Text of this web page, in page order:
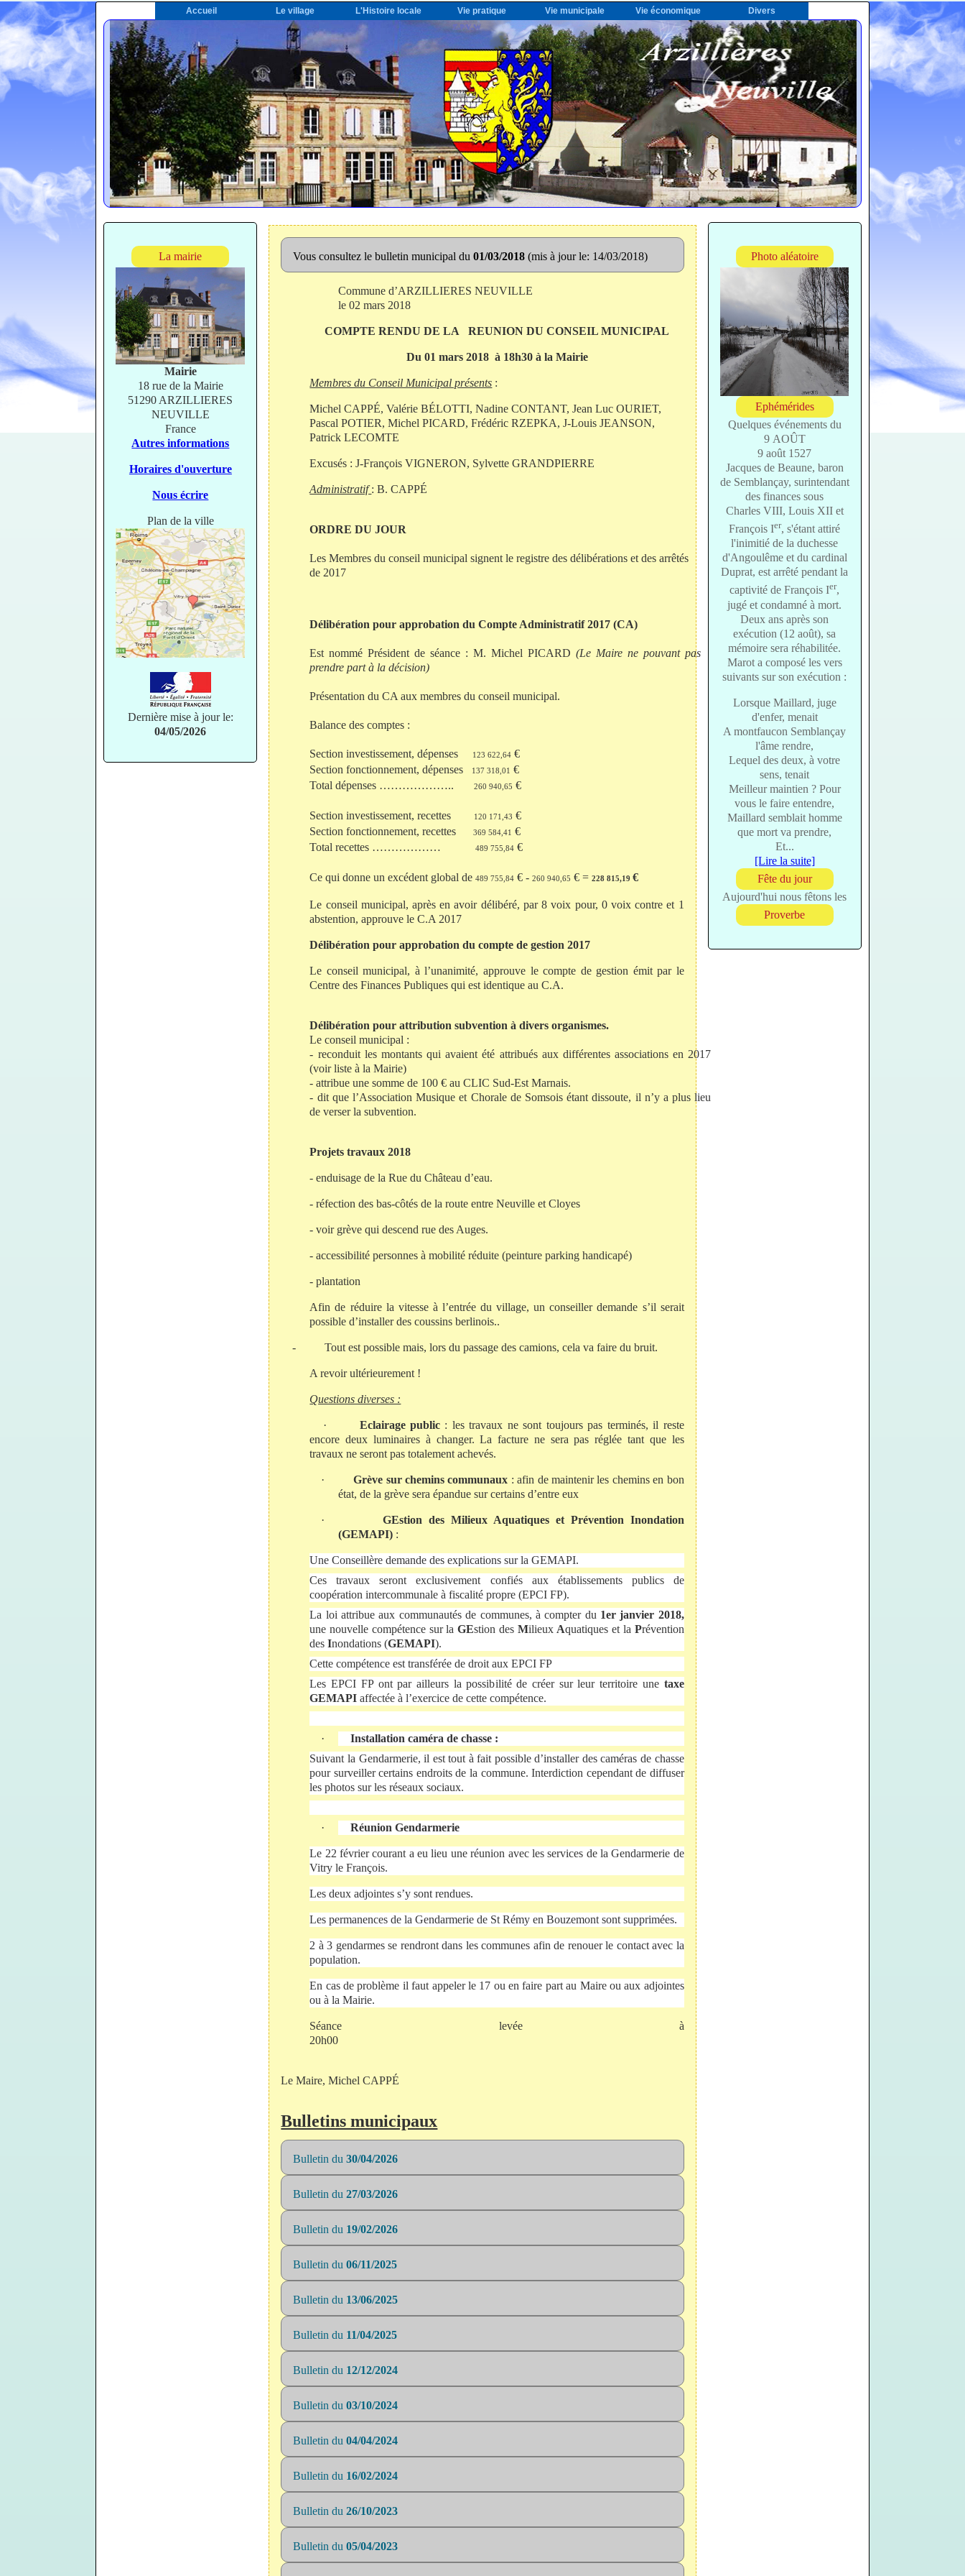
Accueil Le village L'Histoire locale Vie pratique Vie municipale Vie économique Divers
La mairie
Mairie
18 rue de la Mairie
51290 ARZILLIERES
NEUVILLE
France
Autres informations
Horaires d'ouverture
Nous écrire
Plan de la ville
Dernière mise à jour le:
04/05/2026
Photo aléatoire
Ephémérides
Quelques événements du
9 AOÛT
9 août 1527
Jacques de Beaune, baron
de Semblançay, surintendant
des finances sous
Charles VIII, Louis XII et
François Ier, s'étant attiré
l'inimitié de la duchesse
d'Angoulême et du cardinal
Duprat, est arrêté pendant la
captivité de François Ier,
jugé et condamné à mort.
Deux ans après son
exécution (12 août), sa
mémoire sera réhabilitée.
Marot a composé les vers
suivants sur son exécution :
Lorsque Maillard, juge
d'enfer, menait
A montfaucon Semblançay
l'âme rendre,
Lequel des deux, à votre
sens, tenait
Meilleur maintien ? Pour
vous le faire entendre,
Maillard semblait homme
que mort va prendre,
Et...
[Lire la suite]
Fête du jour
Aujourd'hui nous fêtons les
Proverbe
Vous consultez le bulletin municipal du01/03/2018 (mis à jour le: 14/03/2018)
Commune d’ARZILLIERES NEUVILLE
le 02 mars 2018
COMPTE RENDU DE LA REUNION DU CONSEIL MUNICIPAL
Du 01 mars 2018 à 18h30 à la Mairie
Membres du Conseil Municipal présents :
Michel CAPPÉ, Valérie BÉLOTTI, Nadine CONTANT, Jean Luc OURIET,
Pascal POTIER, Michel PICARD, Frédéric RZEPKA, J-Louis JEANSON,
Patrick LECOMTE
Excusés : J-François VIGNERON, Sylvette GRANDPIERRE
Administratif: B. CAPPÉ
ORDRE DU JOUR
Les Membres du conseil municipal signent le registre des délibérations et des arrêtés
de 2017
Délibération pour approbation du Compte Administratif 2017 (CA)
Est nommé Président de séance : M. Michel PICARD (Le Maire ne pouvant pas
prendre part à la décision)
Présentation du CA aux membres du conseil municipal.
Balance des comptes :
Section investissement, dépenses 123 622,64 €
Section fonctionnement, dépenses
137 318,01
€
Total dépenses ………………..
260 940,65 €
Section investissement, recettes 120 171,43 €
Section fonctionnement, recettes
369 584,41
€
Total recettes ………………
489 755,84 €
Ce qui donne un excédent global de489 755,84 € -260 940,65 € =228 815,19€
Le conseil municipal, après en avoir délibéré, par 8 voix pour, 0 voix contre et 1
abstention, approuve le C.A 2017
Délibération pour approbation du compte de gestion 2017
Le conseil municipal, à l’unanimité, approuve le compte de gestion émit par le
Centre des Finances Publiques qui est identique au C.A.
Délibération pour attribution subvention à divers organismes.
Le conseil municipal :
- reconduit les montants qui avaient été attribués aux différentes associations en 2017
(voir liste à la Mairie)
- attribue une somme de 100 € au CLIC Sud-Est Marnais.
- dit que l’Association Musique et Chorale de Somsois étant dissoute, il n’y a plus lieu
de verser la subvention.
Projets travaux 2018
- enduisage de la Rue du Château d’eau.
- réfection des bas-côtés de la route entre Neuville et Cloyes
- voir grève qui descend rue des Auges.
- accessibilité personnes à mobilité réduite (peinture parking handicapé)
- plantation
Afin de réduire la vitesse à l’entrée du village, un conseiller demande s’il serait
possible d’installer des coussins berlinois..
- Tout est possible mais, lors du passage des camions, cela va faire du bruit.
A revoir ultérieurement !
Questions diverses :
· Eclairage public: les travaux ne sont toujours pas terminés, il reste
encore deux luminaires à changer. La facture ne sera pas réglée tant que les
travaux ne seront pas totalement achevés.
· Grève sur chemins communaux : afin de maintenir les chemins en bon
état, de la grève sera épandue sur certains d’entre eux
·
GEstion des Milieux Aquatiques et Prévention Inondation
(GEMAPI) :
Une Conseillère demande des explications sur la GEMAPI.
Ces travaux seront exclusivement confiés aux établissements publics de
coopération intercommunale à fiscalité propre (EPCI FP).
La loi attribue aux communautés de communes, à compter du 1er janvier 2018,
une nouvelle compétence sur laGEstion des Milieux Aquatiques et la Prévention
desInondations (GEMAPI).
Cette compétence est transférée de droit aux EPCI FP
Les EPCI FP ont par ailleurs la possibilité de créer sur leur territoire une taxe
GEMAPIaffectée à l’exercice de cette compétence.
·
Installation caméra de chasse :
Suivant la Gendarmerie, il est tout à fait possible d’installer des caméras de chasse
pour surveiller certains endroits de la commune. Interdiction cependant de diffuser
les photos sur les réseaux sociaux.
· Réunion Gendarmerie
Le 22 février courant a eu lieu une réunion avec les services de la Gendarmerie de
Vitry le François.
Les deux adjointes s’y sont rendues.
Les permanences de la Gendarmerie de St Rémy en Bouzemont sont supprimées.
2 à 3 gendarmes se rendront dans les communes afin de renouer le contact avec la
population.
En cas de problème il faut appeler le 17 ou en faire part au Maire ou aux adjointes
ou à la Mairie.
Séance levée à
20h00
Le Maire, Michel CAPPÉ
Bulletins municipaux
Bulletin du30/04/2026
Bulletin du27/03/2026
Bulletin du 19/02/2026
Bulletin du06/11/2025
Bulletin du 13/06/2025
Bulletin du 11/04/2025
Bulletin du 12/12/2024
Bulletin du03/10/2024
Bulletin du04/04/2024
Bulletin du 16/02/2024
Bulletin du26/10/2023
Bulletin du05/04/2023